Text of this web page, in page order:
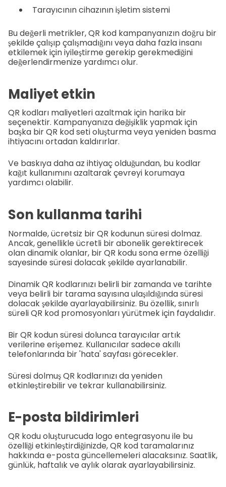
Tarayıcının cihazının işletim sistemi
Bu değerli metrikler, QR kod kampanyanızın doğru bir
şekilde çalışıp çalışmadığını veya daha fazla insanı
etkilemek için iyileştirme gerekip gerekmediğini
değerlendirmenize yardımcı olur.
Maliyet etkin
QR kodları maliyetleri azaltmak için harika bir
seçenektir. Kampanyanıza değişiklik yapmak için
başka bir QR kod seti oluşturma veya yeniden basma
ihtiyacını ortadan kaldırırlar.
Ve baskıya daha az ihtiyaç olduğundan, bu kodlar
kağıt kullanımını azaltarak çevreyi korumaya
yardımcı olabilir.
Son kullanma tarihi
Normalde, ücretsiz bir QR kodunun süresi dolmaz.
Ancak, genellikle ücretli bir abonelik gerektirecek
olan dinamik olanlar, bir QR kodu sona erme özelliği
sayesinde süresi dolacak şekilde ayarlanabilir.
Dinamik QR kodlarınızı belirli bir zamanda ve tarihte
veya belirli bir tarama sayısına ulaşıldığında süresi
dolacak şekilde ayarlayabilirsiniz. Bu özellik, sınırlı
süreli QR kod promosyonları yürütmek için faydalıdır.
Bir QR kodun süresi dolunca tarayıcılar artık
verilerine erişemez. Kullanıcılar sadece akıllı
telefonlarında bir 'hata' sayfası görecekler.
Süresi dolmuş QR kodlarınızı da yeniden
etkinleştirebilir ve tekrar kullanabilirsiniz.
E-posta bildirimleri
QR kodu oluşturucuda logo entegrasyonu ile bu
özelliği etkinleştirdiğinizde, QR kod taramalarınız
hakkında e-posta güncellemeleri alacaksınız. Saatlik,
günlük, haftalık ve aylık olarak ayarlayabilirsiniz.